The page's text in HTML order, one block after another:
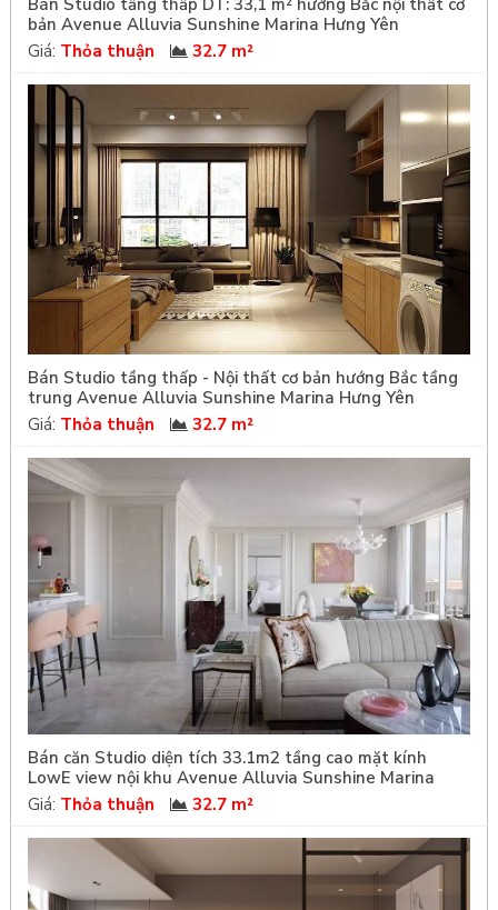
Bán Studio tầng thấp DT: 33,1 m² hướng Bắc nội thất cơ
bản Avenue Alluvia Sunshine Marina Hưng Yên
Giá: Thỏa thuận 32.7 m²
Bán Studio tầng thấp - Nội thất cơ bản hướng Bắc tầng
trung Avenue Alluvia Sunshine Marina Hưng Yên
Giá: Thỏa thuận 32.7 m²
Bán căn Studio diện tích 33.1m2 tầng cao mặt kính
LowE view nội khu Avenue Alluvia Sunshine Marina
Giá: Thỏa thuận 32.7 m²